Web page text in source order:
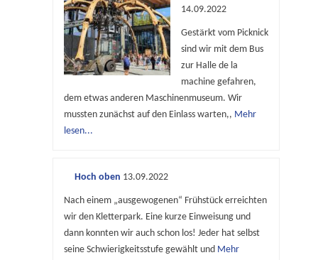
14.09.2022
Gestärkt vom Picknick
sind wir mit dem Bus
zur Halle de la
machine gefahren,
dem etwas anderen Maschinenmuseum. Wir
mussten zunächst auf den Einlass warten,, Mehr
lesen...
Hoch oben 13.09.2022
Nach einem „ausgewogenen“ Frühstück erreichten
wir den Kletterpark. Eine kurze Einweisung und
dann konnten wir auch schon los! Jeder hat selbst
seine Schwierigkeitsstufe gewählt und Mehr